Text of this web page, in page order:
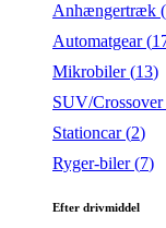
Anhængertræk (
Automatgear (
Mikrobiler (13)
SUV/Crossover
Stationcar (2)
Ryger-biler (7)
Efter drivmiddel